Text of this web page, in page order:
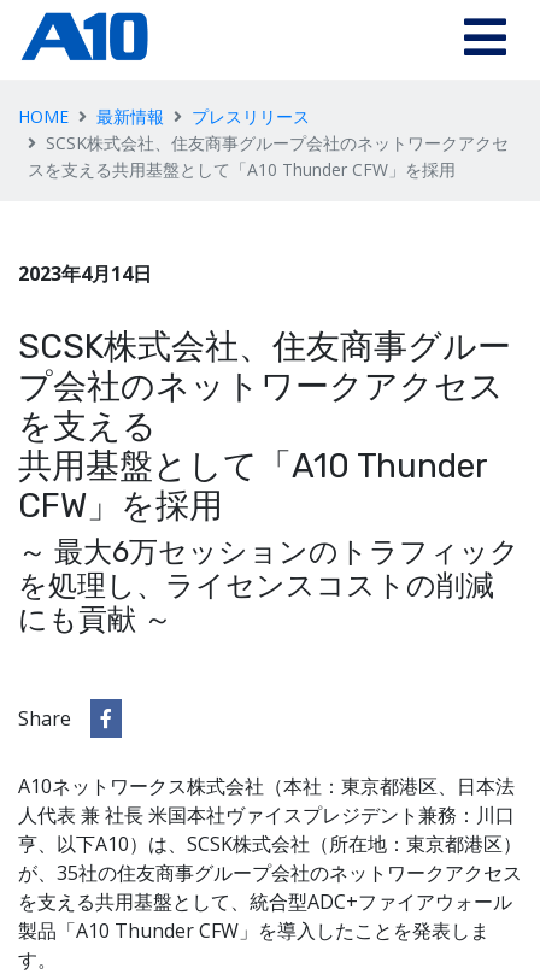
HOME 最新情報
プレスリリース
SCSK株式会社、住友商事グループ会社のネットワークアクセ
スを支える共用基盤として「A10 Thunder CFW」を採用
2023年4月14日
SCSK株式会社、住友商事グルー
プ会社のネットワークアクセス
を支える
共用基盤として「A10 Thunder
CFW」を採用
～ 最大6万セッションのトラフィック
を処理し、ライセンスコストの削減
にも貢献 ～
Share
A10ネットワークス株式会社（本社：東京都港区、日本法
人代表 兼 社長 米国本社ヴァイスプレジデント兼務：川口
亨、以下A10）は、SCSK株式会社（所在地：東京都港区）
が、35社の住友商事グループ会社のネットワークアクセス
を支える共用基盤として、統合型ADC+ファイアウォール
製品「A10 Thunder CFW」を導入したことを発表しま
す。